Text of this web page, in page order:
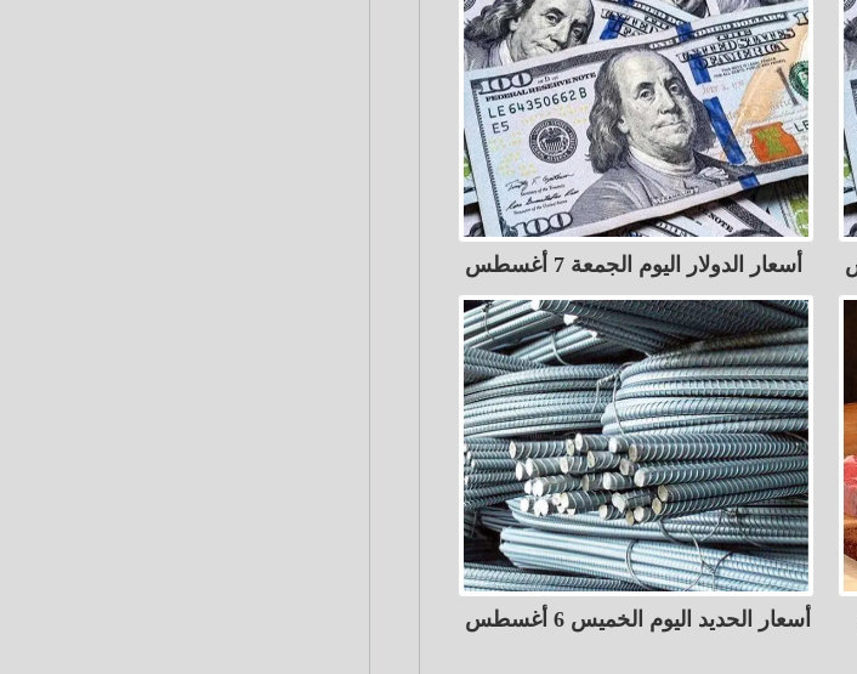
أسعار الدولار اليوم الجمعة 7 أغسطس
أسعار الحديد اليوم الخميس 6 أغسطس